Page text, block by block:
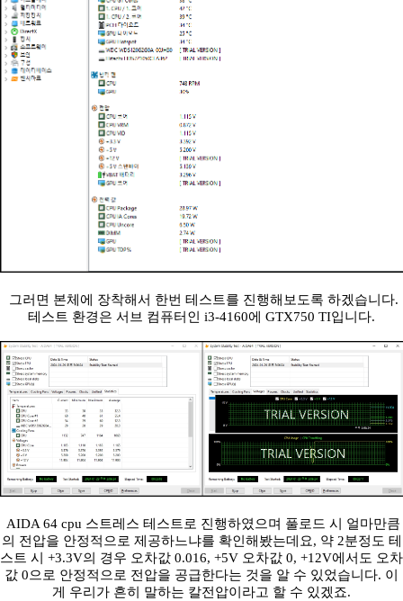
그러면 본체에 장착해서 한번 테스트를 진행해보도록 하겠습니다.
테스트 환경은 서브 컴퓨터인 i3-4160에 GTX750 TI입니다.
AIDA 64 cpu 스트레스 테스트로 진행하였으며 풀로드 시 얼마만큼
의 전압을 안정적으로 제공하느냐를 확인해봤는데요, 약 2분정도 테
스트 시 +3.3V의 경우 오차값 0.016, +5V 오차값 0, +12V에서도 오차
값 0으로 안정적으로 전압을 공급한다는 것을 알 수 있었습니다. 이
게 우리가 흔히 말하는 칼전압이라고 할 수 있겠죠.